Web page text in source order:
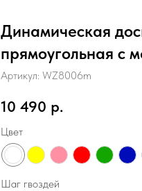
Динамическая
прямоугольная с
Артикул: WZ8006m
10 490 р.
Цвет
Шаг гвоздей